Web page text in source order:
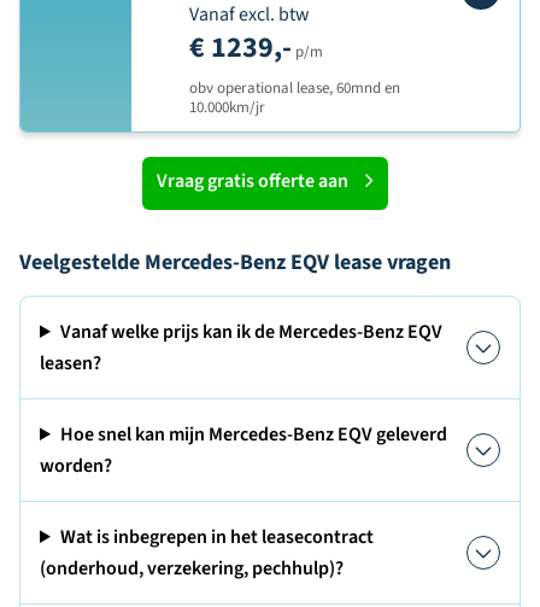
Vanaf excl. btw
€ 1239,- p/m
obv operational lease, 60mnd en
10.000km/jr
Vraag gratis offerte aan
Veelgestelde Mercedes-Benz EQV lease vragen
Vanaf welke prijs kan ik de Mercedes-Benz EQV
leasen?
Hoe snel kan mijn Mercedes-Benz EQV geleverd
worden?
Wat is inbegrepen in het leasecontract
(onderhoud, verzekering, pechhulp)?